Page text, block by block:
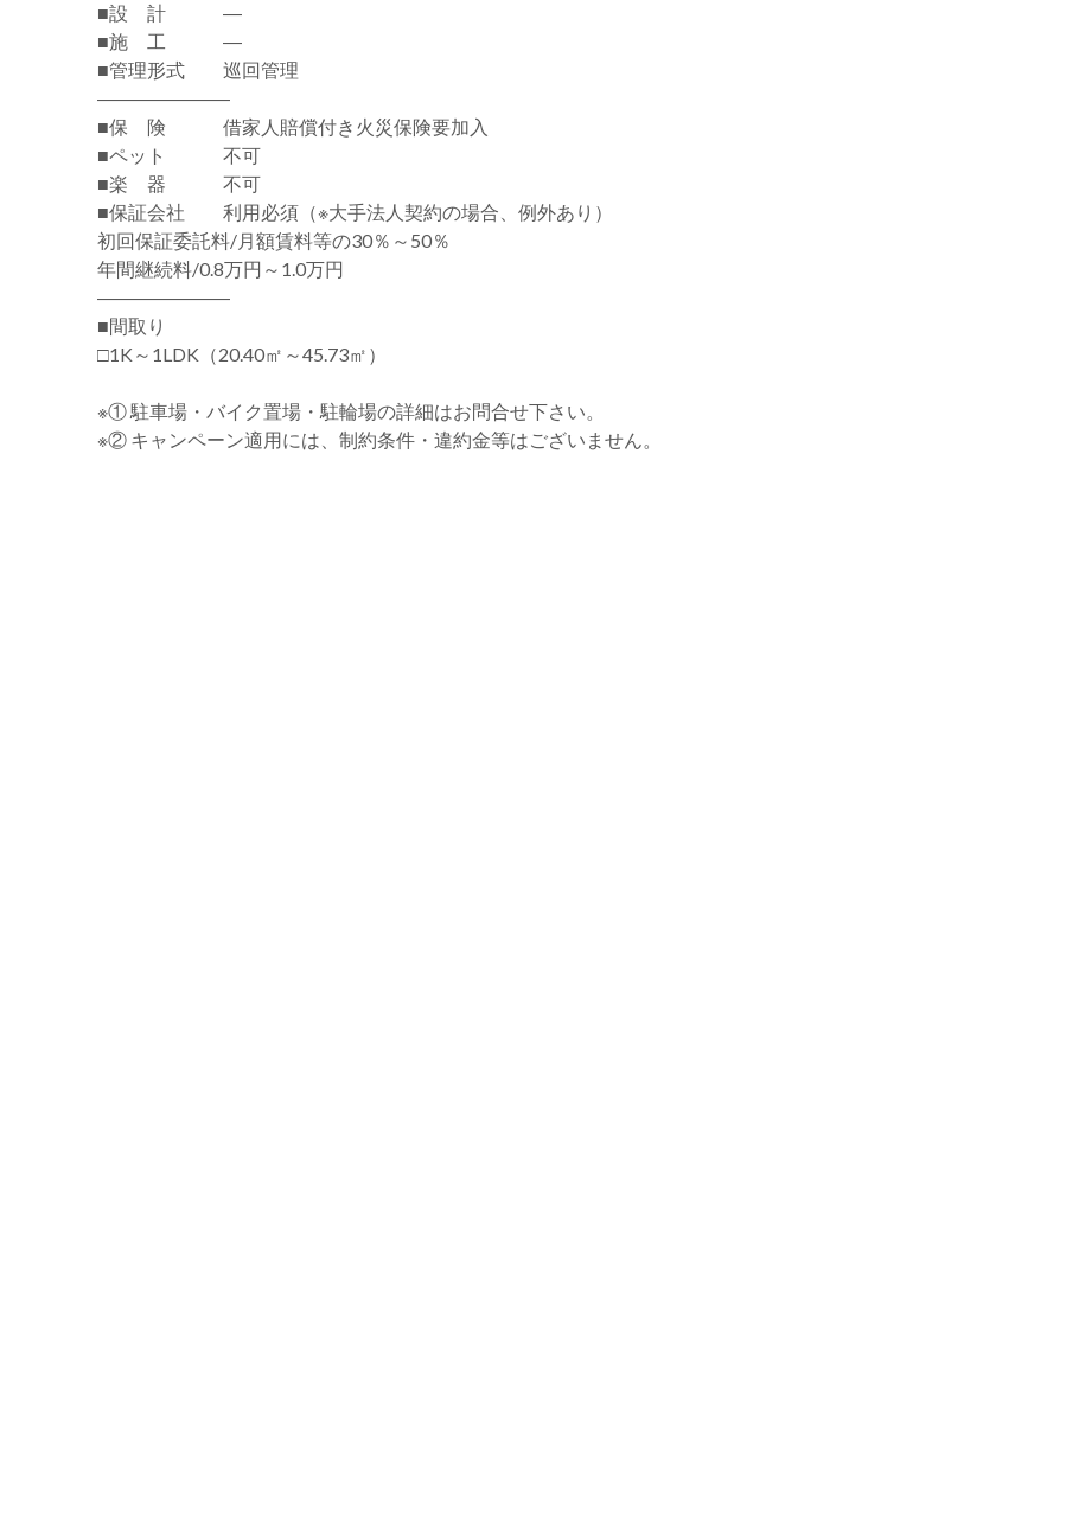
■設 計 ―
■施 工 ―
■管理形式 巡回管理
―――――――
■保 険 借家人賠償付き火災保険要加入
■ペット 不可
■楽 器 不可
■保証会社 利用必須（※大手法人契約の場合、例外あり）
初回保証委託料/月額賃料等の30％～50％
年間継続料/0.8万円～1.0万円
―――――――
■間取り
□1K～1LDK（20.40㎡～45.73㎡）
※① 駐車場・バイク置場・駐輪場の詳細はお問合せ下さい。
※② キャンペーン適用には、制約条件・違約金等はございません。